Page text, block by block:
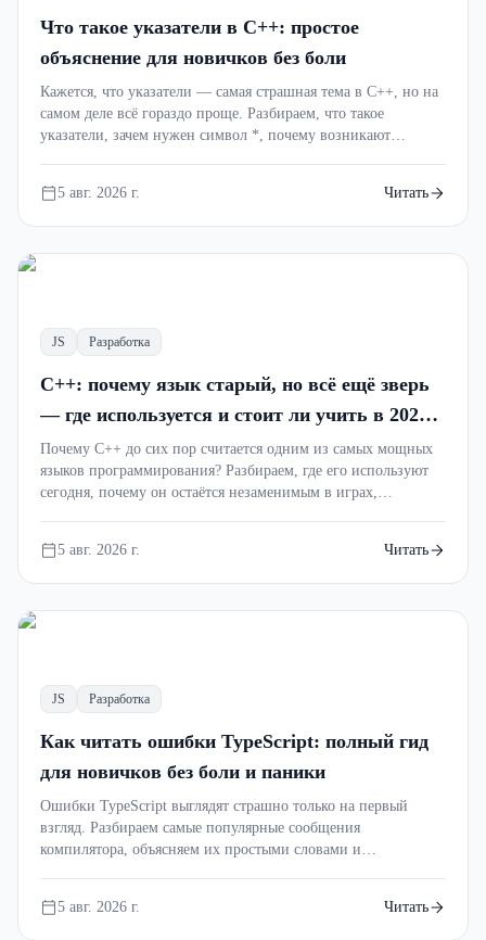
async
и утечки памяти без боли
Почему программы на C++ падают с
ошибкой Segmentation Fault? Что такое стек
и куча, зачем нужны указатели, откуда
современный C++ помогает их избежать?
5 авг. 2026 г. 5 мин
Что такое указатели в C++: простое
объяснение для новичков без боли
Кажется, что указатели — самая страшная тема в C++, но на
самом деле всё гораздо проще. Разбираем, что такое
указатели, зачем нужен символ *, почему возникают
5 авг. 2026 г. Читать
JS Разработка
C++: почему язык старый, но всё ещё зверь
— где используется и стоит ли учить в 2026
году
Почему C++ до сих пор считается одним из самых мощных
языков программирования? Разбираем, где его используют
сегодня, почему он остаётся незаменимым в играх,
5 авг. 2026 г.
Читать
JS Разработка
Как читать ошибки TypeScript: полный гид
для новичков без боли и паники
Ошибки TypeScript выглядят страшно только на первый
взгляд. Разбираем самые популярные сообщения
компилятора, объясняем их простыми словами и
TS2322, TS2345 и других ошибок.
5 авг. 2026 г. Читать